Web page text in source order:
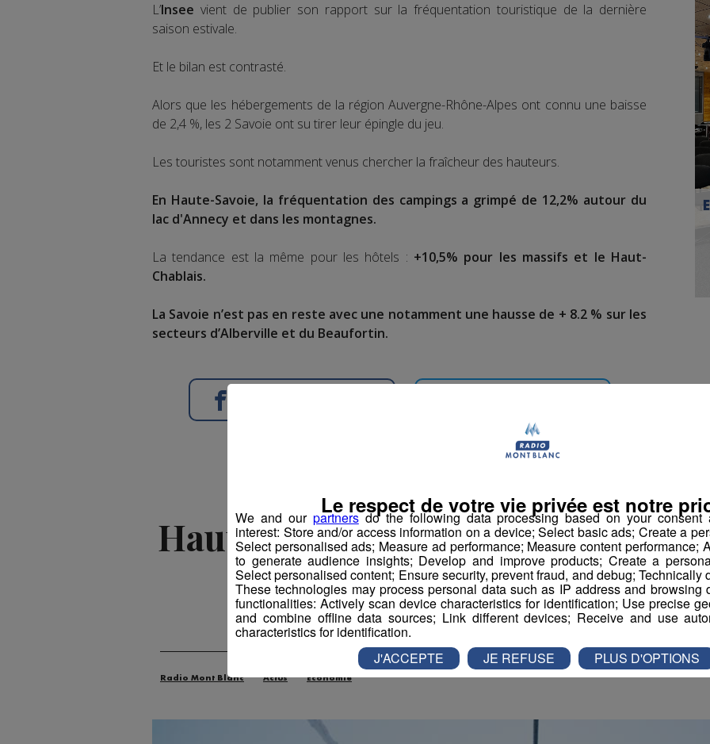
L’Insee vient de publier son rapport sur la fréquentation touristique de la dernière
saison estivale.
Et le bilan est contrasté.
Alors que les hébergements de la région Auvergne-Rhône-Alpes ont connu une baisse
de 2,4 %, les 2 Savoie ont su tirer leur épingle du jeu.
Les touristes sont notamment venus chercher la fraîcheur des hauteurs.
En Haute-Savoie, la fréquentation des campings a grimpé de 12,2% autour du
lac d'Annecy et dans les montagnes.
La tendance est la même pour les hôtels : +10,5% pour les massifs et le Haut-
Chablais.
La Savoie n’est pas en reste avec une notamment une hausse de + 8.2 % sur les
secteurs d’Alberville et du Beaufortin.
Haute-Savoie : 30 millions
les stations à se
Publié par La rédaction Montblanclive-5 décembre 2018 à 11h12-Mis à jour le 5
Radio Mont Blanc Actus Économie
We and our partnersdo the following data processing based on your consent
interest: Store and/or access information on a device; Select basic ads; Create a
Select personalised ads; Measure ad performance; Measure content performance;
to generate audience insights; Develop and improve products; Create a
Select personalised content; Ensure security, prevent fraud, and debug; Technically
These technologies may process personal data such as IP address and browsing
functionalities: Actively scan device characteristics for identification; Use precise
and combine offline data sources; Link different devices; Receive and use
characteristics for identification.
Le respect de votre vie privée est notre
J'ACCEPTE JE REFUSE PLUS D'OPTIONS